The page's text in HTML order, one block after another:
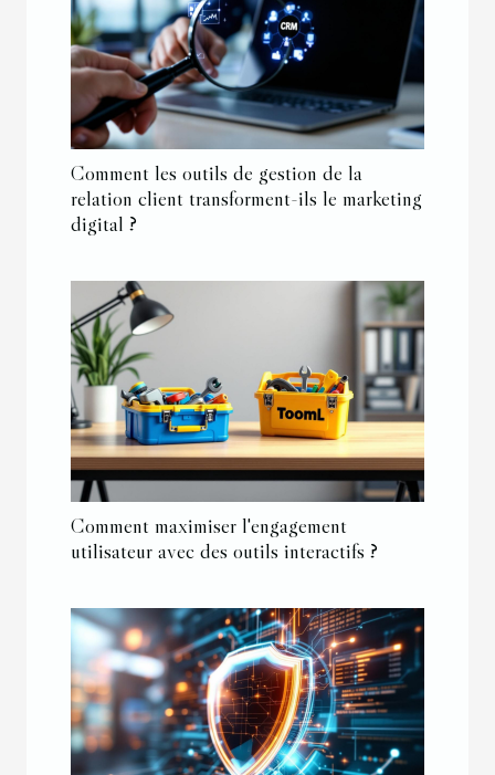
Comment les outils de gestion de la
relation client transforment-ils le marketing
digital ?
Comment maximiser l'engagement
utilisateur avec des outils interactifs ?